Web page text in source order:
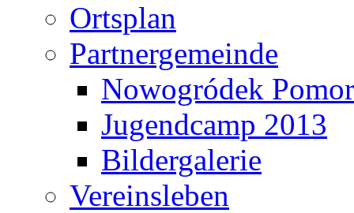
Ortsplan
Partnergemeinde
Nowogródek
Jugendcamp 2013
Bildergalerie
Vereinsleben